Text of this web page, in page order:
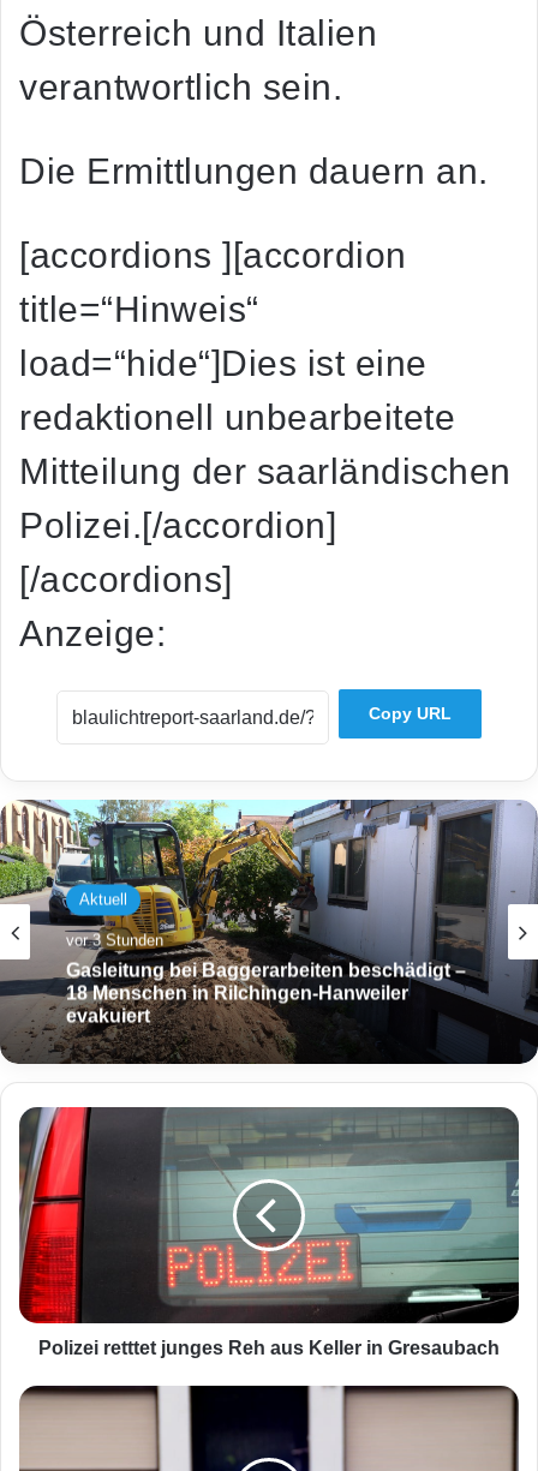
Österreich und Italien
verantwortlich sein.
Die Ermittlungen dauern an.
[accordions ][accordion
title=“Hinweis“
load=“hide“]Dies ist eine
redaktionell unbearbeitete
Mitteilung der saarländischen
Polizei.[/accordion]
[/accordions]
Anzeige:
Copy URL
Aktuell
vor 3 Stunden
Gasleitung bei Baggerarbeiten beschädigt –
18 Menschen in Rilchingen-Hanweiler
evakuiert
P
o
l
i
z
e
i
r
e
t
Polizei retttet junges Reh aus Keller in Gresaubach
U